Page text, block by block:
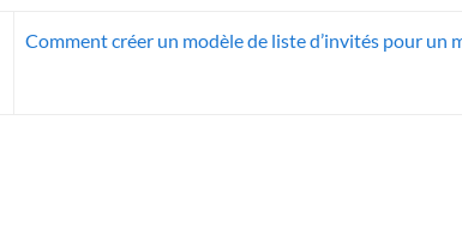
Comment créer un modèle de liste d’invités pour un